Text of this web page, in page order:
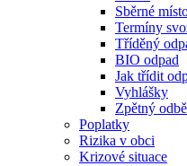
Sběrné
Termíny
Tříděný
BIO odpad
Jak třídit
Vyhlášky
Zpětný
Poplatky
Rizika v obci
Krizové situace